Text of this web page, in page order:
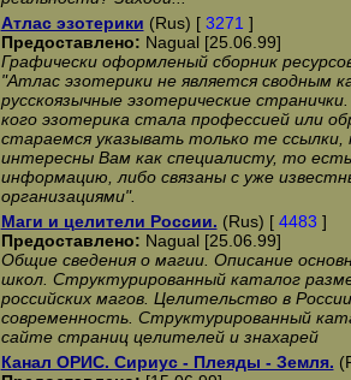
Атлас эзотерики (Rus) [ 3271 ]
Предоставлено: Nagual [25.06.99]
Графически оформленый сборник
"Атлас эзотерики не является сводным
русскоязычные эзотерические
кого эзотерика стала профессией или
стараемся указывать только те
интересны Вам как специалисту, то
информацию, либо связаны с уже
организациями".
Маги и целители России. (Rus) [ 4483 ]
Предоставлено: Nagual [25.06.99]
Общие сведения о магии. Описание
школ. Структурированный каталог
российских магов. Целительство в
современность. Структурированный
сайте страниц целителей и знахарей
Канал ОРИС. Сириус - Плеяды - Земля.